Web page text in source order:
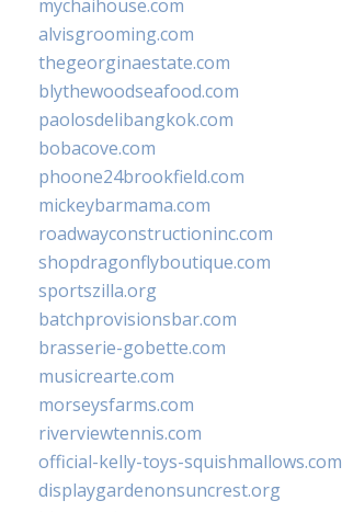
mychaihouse.com
alvisgrooming.com
thegeorginaestate.com
blythewoodseafood.com
paolosdelibangkok.com
bobacove.com
phoone24brookfield.com
mickeybarmama.com
roadwayconstructioninc.com
shopdragonflyboutique.com
sportszilla.org
batchprovisionsbar.com
brasserie-gobette.com
musicrearte.com
morseysfarms.com
riverviewtennis.com
official-kelly-toys-squishmallows.com
displaygardenonsuncrest.org